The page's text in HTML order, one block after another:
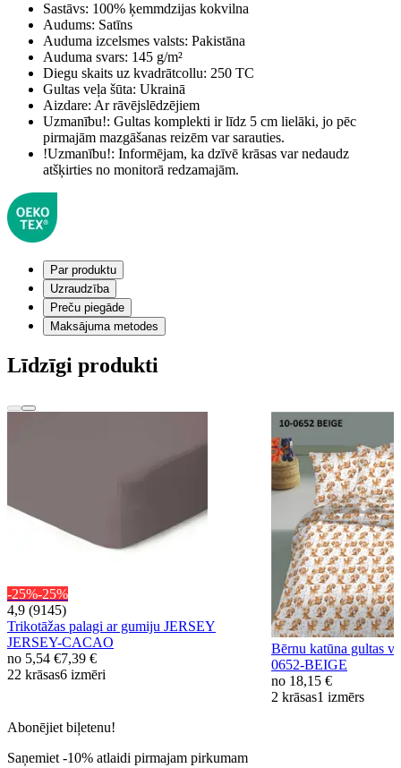
Sastāvs: 100% ķemmdzijas kokvilna
Audums: Satīns
Auduma izcelsmes valsts: Pakistāna
Auduma svars: 145 g/m²
Diegu skaits uz kvadrātcollu: 250 TC
Gultas veļa šūta: Ukrainā
Aizdare: Ar rāvējslēdzējiem
Uzmanību!: Gultas komplekti ir līdz 5 cm lielāki, jo pēc
pirmajām mazgāšanas reizēm var sarauties.
!Uzmanību!: Informējam, ka dzīvē krāsas var nedaudz
atšķirties no monitorā redzamajām.
Par produktu
Uzraudzība
Preču piegāde
Maksājuma metodes
Līdzīgi produkti
-25%-25%
4,9 (9145)
Trikotāžas palagi ar gumiju JERSEY
JERSEY-CACAO
no 5,54 €7,39 €
22 krāsas6 izmēri
Bērnu katūna gultas
0652-BEIGE
no 18,15 €
2 krāsas1 izmērs
Abonējiet biļetenu!
Saņemiet -10% atlaidi pirmajam pirkumam